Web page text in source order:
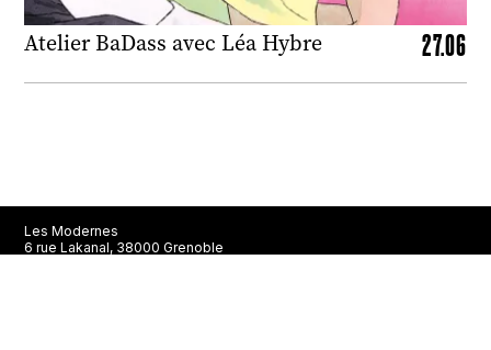
Atelier BaDass avec Léa Hybre 27.06
Les Modernes
6 rue Lakanal, 38000 Grenoble